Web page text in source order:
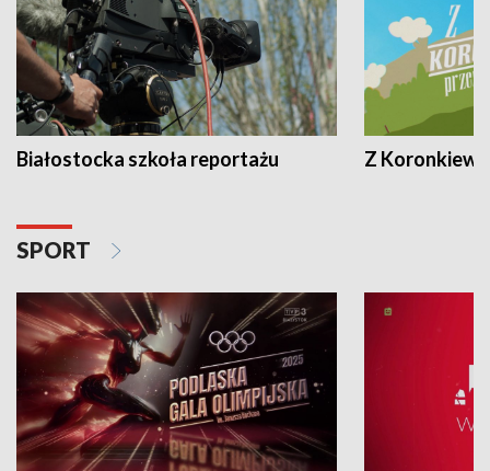
Białostocka szkoła reportażu Z
SPORT